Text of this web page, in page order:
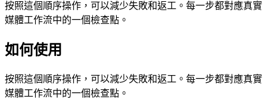
按照這個順序操作，可以減少失敗和返工。每一步都對應真實
媒體工作流中的一個檢查點。
如何使用
按照這個順序操作，可以減少失敗和返工。每一步都對應真實
媒體工作流中的一個檢查點。